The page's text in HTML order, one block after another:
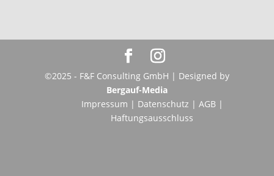
©2025 - F&F Consulting GmbH | Designed by
Bergauf-Media
Impressum | Datenschutz | AGB |
Haftungsausschluss